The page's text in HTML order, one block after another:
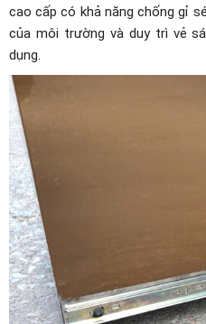
cao cấp có khả năng chống gỉ
của môi trường và duy trì vẻ
dụng.